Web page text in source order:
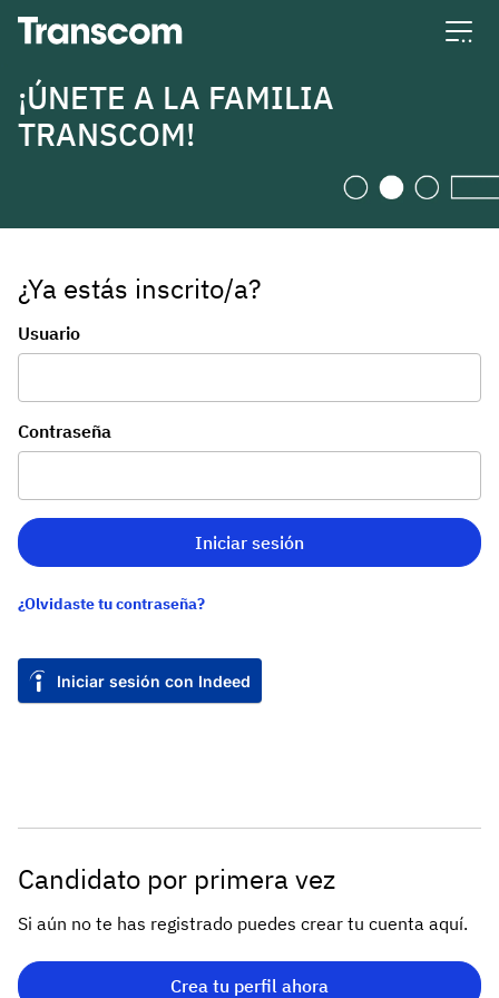
Transcom
¡ÚNETE A LA FAMILIA
TRANSCOM!
¿Ya estás inscrito/a?
Inicio de sesión
Usuario
Contraseña
Iniciar sesión
¿Olvidaste tu contraseña?
Iniciar sesión con Indeed
Candidato por primera vez
Si aún no te has registrado puedes crear tu cuenta aquí.
Crea tu perfil ahora